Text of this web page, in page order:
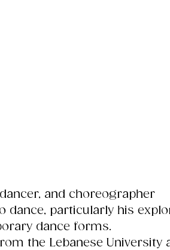
and choreographer
dance, particularly his
dance forms.
the Lebanese University